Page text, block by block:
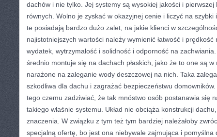
dachów i nie tylko. Jej systemy są wysokiej jakości i
równych. Wolno je zyskać w okazyjnej cenie i liczyć na szybki
te posiadają bardzo dużo zalet, na jakie klienci w
najistotniejszych wartości należy wymienić łatwość i prędkość
wydatek, wytrzymałość i solidność i odporność na
średnio montuje się na dachach płaskich, jako że to one są
narażone na zaleganie wody deszczowej na nich. Taka
szkodliwa dla dachu i zagrażać bezpieczeństwu
tego czemu zadziwiać, że tak mnóstwo osób postanawia się
takiego właśnie systemu. Układ nie obciąża konstrukcji
znaczenia. W związku z tym też tym bardziej należałoby
specjalną ofertę, bo jest ona niebywale zajmująca i pomyślna